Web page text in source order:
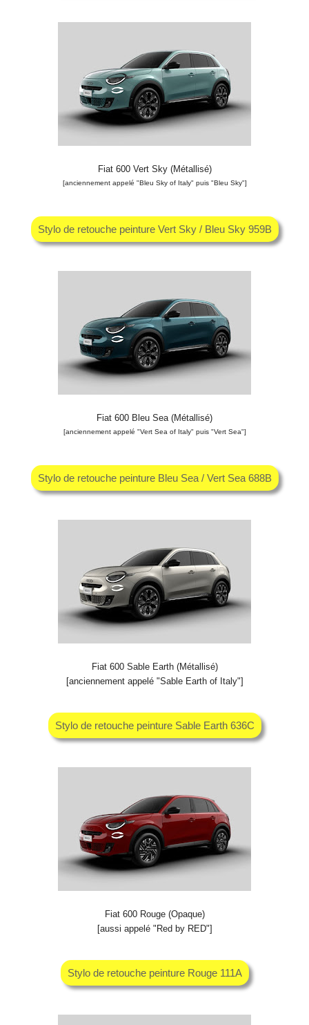
Fiat 600 Vert Sky (Métallisé)
[anciennement appelé "Bleu Sky of Italy" puis "Bleu Sky"]
Stylo de retouche peinture Vert Sky / Bleu Sky 959B
Fiat 600 Bleu Sea (Métallisé)
[anciennement appelé "Vert Sea of Italy" puis "Vert Sea"]
Stylo de retouche peinture Bleu Sea / Vert Sea 688B
Fiat 600 Sable Earth (Métallisé)
[anciennement appelé "Sable Earth of Italy"]
Stylo de retouche peinture Sable Earth 636C
Fiat 600 Rouge (Opaque)
[aussi appelé "Red by RED"]
Stylo de retouche peinture Rouge 111A